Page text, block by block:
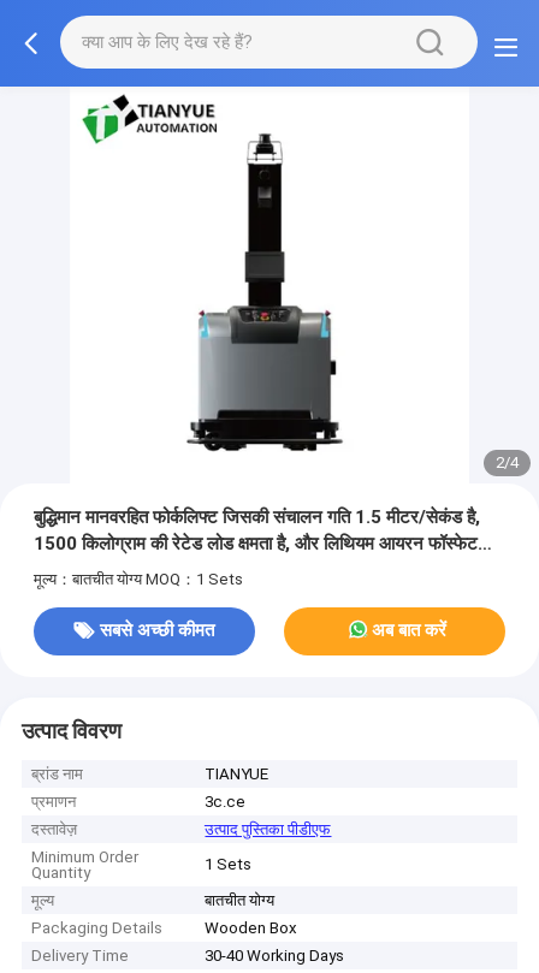
2/4
बुद्धिमान मानवरहित फोर्कलिफ्ट जिसकी संचालन गति 1.5 मीटर/सेकंड है,
1500 किलोग्राम की रेटेड लोड क्षमता है, और लिथियम आयरन फॉस्फेट
बैटरी है
मूल्य：बातचीत योग्य MOQ：1 Sets
सबसे अच्छी कीमत अब बात करें
उत्पाद विवरण
ब्रांड नाम
TIANYUE
प्रमाणन
3c.ce
दस्तावेज़
उत्पाद पुस्तिका पीडीएफ
Minimum Order
Quantity
1 Sets
मूल्य
बातचीत योग्य
Packaging Details
Wooden Box
Delivery Time
30-40 Working Days